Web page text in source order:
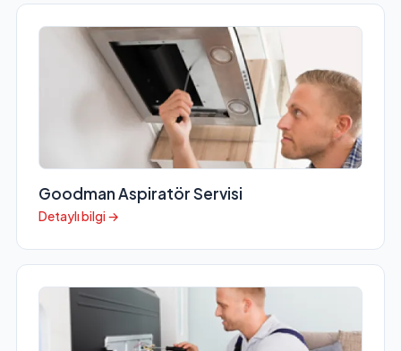
Goodman Aspiratör Servisi
Detaylı bilgi →